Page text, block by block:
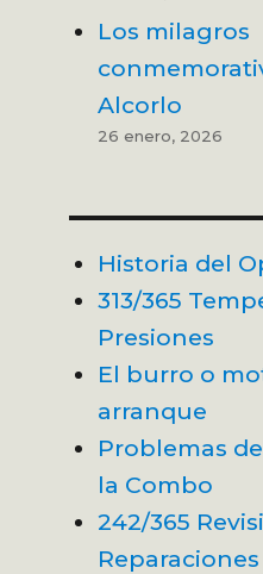
Los milagros
Alcorlo
26 enero, 2026
Historia del
313/365
Presiones
El burro o
arranque
Problemas
la Combo
242/365
Reparaciones